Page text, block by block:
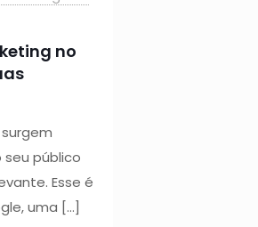
no
público
Esse é
uma […]